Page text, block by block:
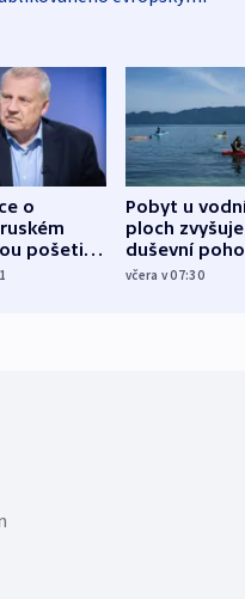
o
pošetilé,
Pobyt u
ploch zvyšuje
duševní
ukázala
včera v 07:30